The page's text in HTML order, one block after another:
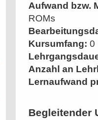
Aufwand bzw.
ROMs
Kursumfang: 0
Anzahl an
Lernaufwand
Begleitender